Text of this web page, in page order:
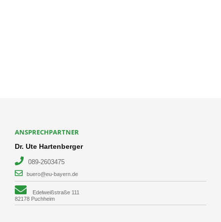
ANSPRECHPARTNER
Dr. Ute Hartenberger
089-2603475
buero@eu-bayern.de
Edelweißstraße 111
82178 Puchheim